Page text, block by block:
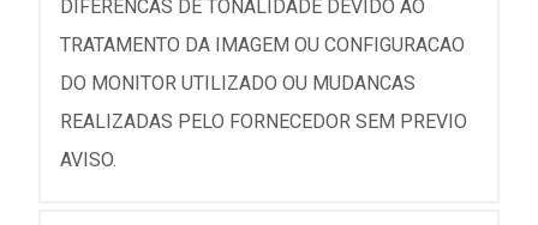
DIFERENCAS DE TONALIDADE DEVIDO AO
TRATAMENTO DA IMAGEM OU CONFIGURACAO
DO MONITOR UTILIZADO OU MUDANCAS
REALIZADAS PELO FORNECEDOR SEM PREVIO
AVISO.